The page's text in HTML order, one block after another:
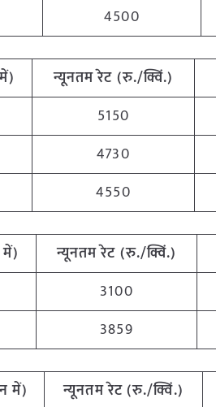
4500
न्यूनतमरेट (रु./क्विं.)
5150
4730
4550
में) न्यूनतमरेट (रु./क्विं.)
3100
3859
में) न्यूनतमरेट (रु./क्विं.)